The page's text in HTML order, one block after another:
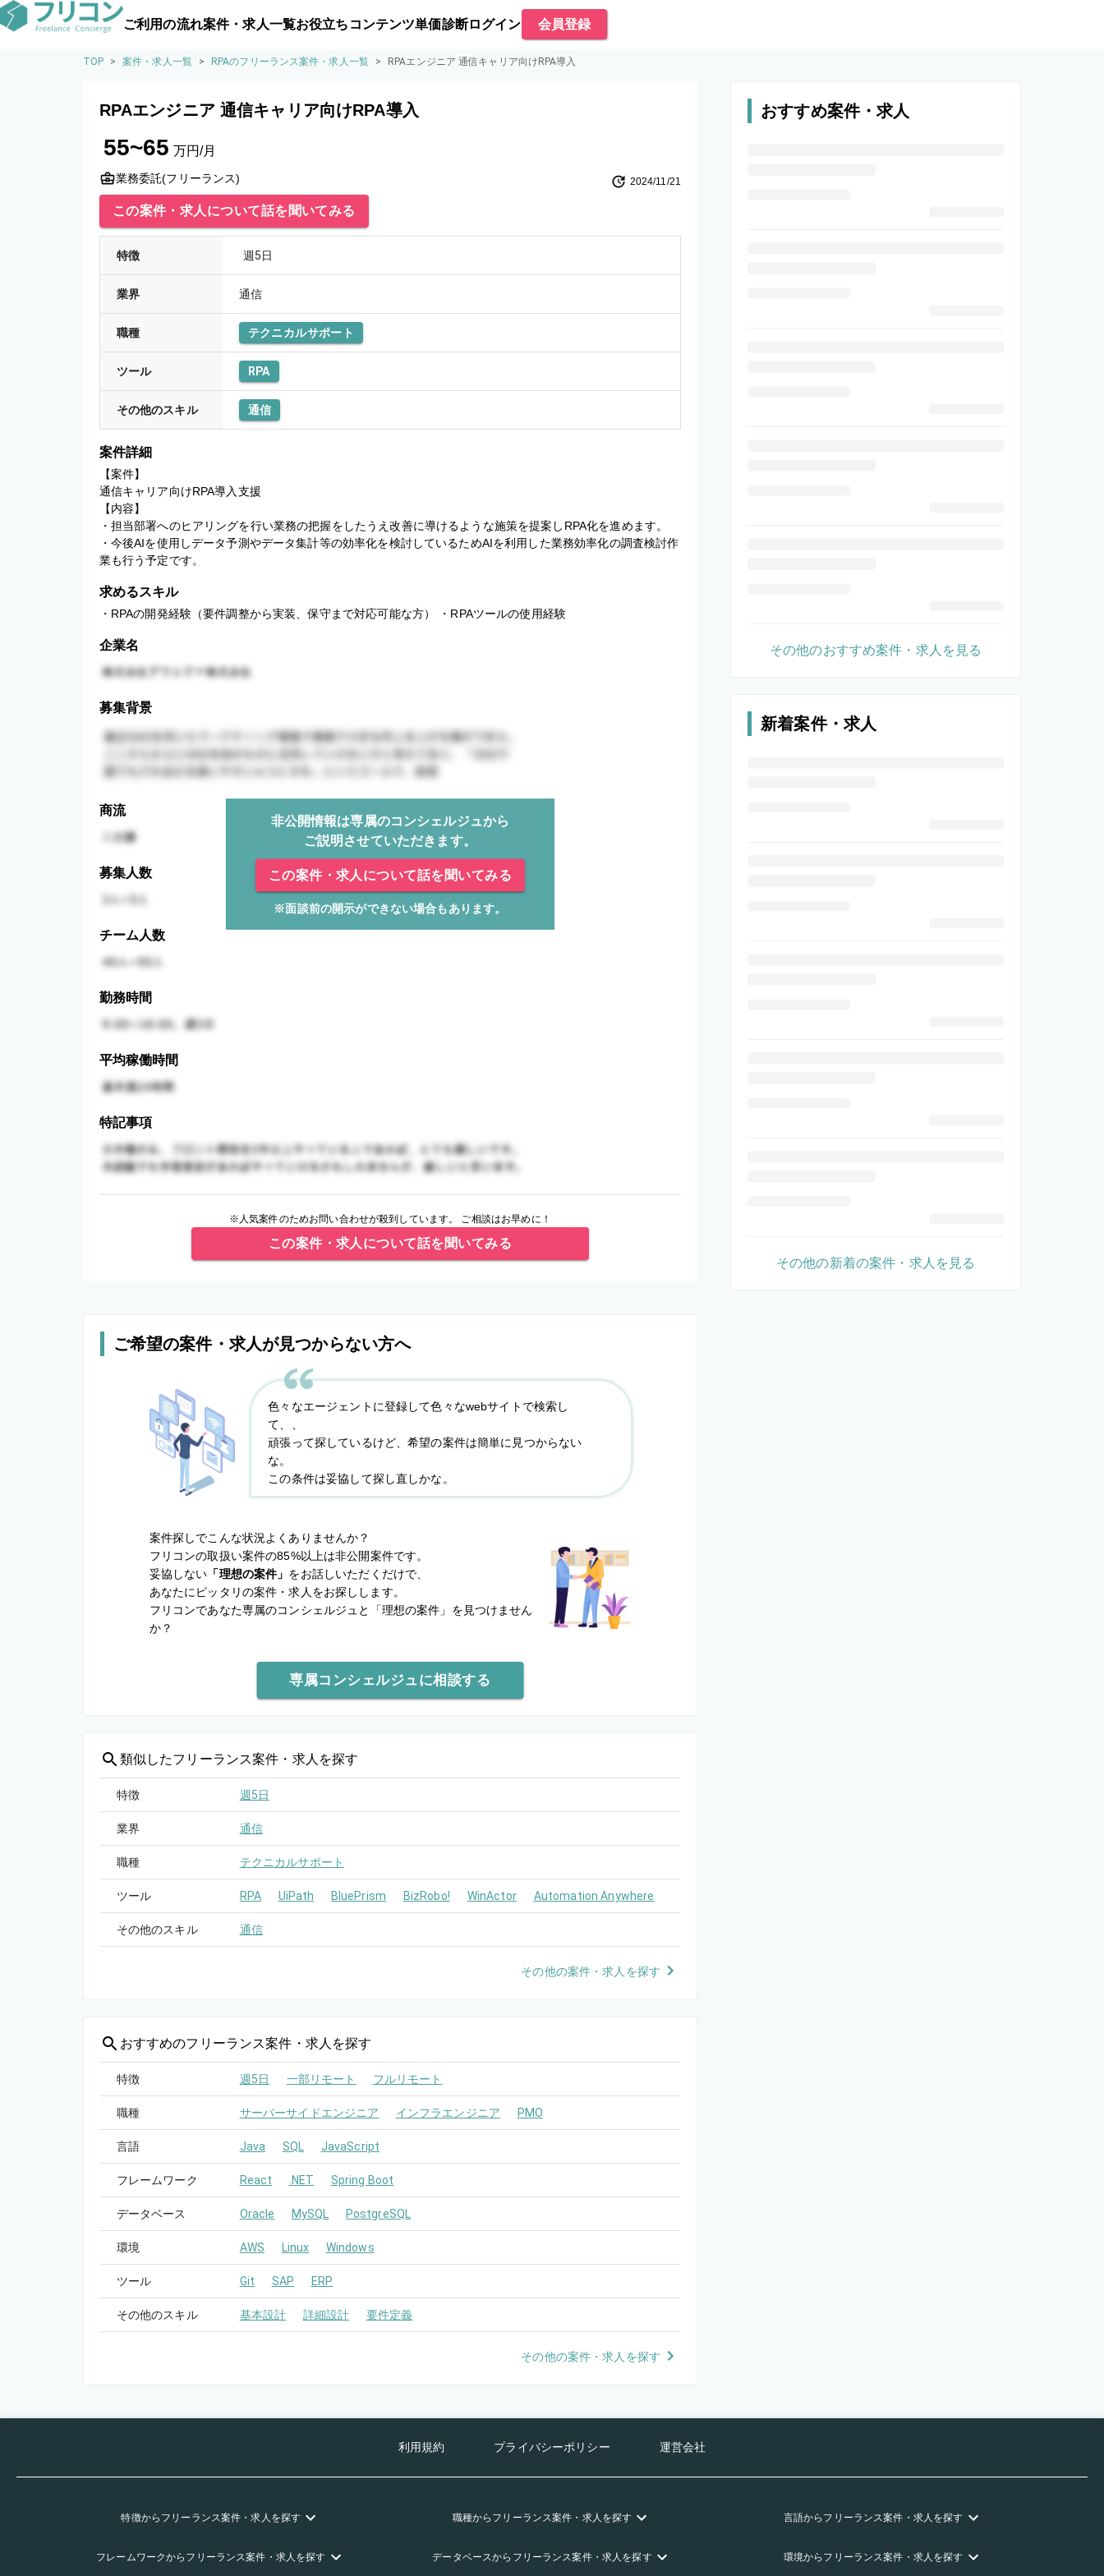
ご利用の流れ案件・求人一覧お役立ちコンテンツ単価診断ログイン 会員登録
TOP > 案件・求人一覧 > RPAのフリーランス案件・求人一覧 > RPAエンジニア 通信キャリア向けRPA導入
RPAエンジニア 通信キャリア向けRPA導入
55~65 万円/月
業務委託(フリーランス) 2024/11/21
この案件・求人について話を聞いてみる
特徴 週5日
業界 通信
職種 テクニカルサポート
ツール RPA
その他のスキル 通信
案件詳細
【案件】
通信キャリア向けRPA導入支援
【内容】
・担当部署へのヒアリングを行い業務の把握をしたうえ改善に導けるような施策を提案しRPA化を進めます。
・今後AIを使用しデータ予測やデータ集計等の効率化を検討しているためAIを利用した業務効率化の調査検討作
業も行う予定です。
求めるスキル
・RPAの開発経験（要件調整から実装、保守まで対応可能な方） ・RPAツールの使用経験
企業名
募集背景
商流
非公開情報は専属のコンシェルジュから
ご説明させていただきます。
この案件・求人について話を聞いてみる
※面談前の開示ができない場合もあります。
募集人数
チーム人数
勤務時間
平均稼働時間
特記事項
※人気案件のためお問い合わせが殺到しています。 ご相談はお早めに！
この案件・求人について話を聞いてみる
ご希望の案件・求人が見つからない方へ
色々なエージェントに登録して色々なwebサイトで検索し
て、、
頑張って探しているけど、希望の案件は簡単に見つからない
な。
この条件は妥協して探し直しかな。
案件探しでこんな状況よくありませんか？
フリコンの取扱い案件の85%以上は非公開案件です。
妥協しない 「理想の案件」 をお話しいただくだけで、
あなたにピッタリの案件・求人をお探しします。
フリコンであなた専属のコンシェルジュと
「理想の案件」を見つけません
か？
専属コンシェルジュに相談する
類似したフリーランス案件・求人を探す
特徴 週5日
業界 通信
職種 テクニカルサポート
ツール RPA UiPath BluePrism BizRobo! WinActor Automation Anywhere
その他のスキル 通信
その他の案件・求人を探す
おすすめのフリーランス案件・求人を探す
特徴 週5日 一部リモート フルリモート
職種 サーバーサイドエンジニア インフラエンジニア PMO
言語 Java SQL JavaScript
フレームワーク React .NET Spring Boot
データベース Oracle MySQL PostgreSQL
環境 AWS Linux Windows
ツール Git SAP ERP
その他のスキル 基本設計 詳細設計 要件定義
その他の案件・求人を探す
おすすめ案件・求人
その他のおすすめ案件・求人を見る
新着案件・求人
その他の新着の案件・求人を見る
利用規約 プライバシーポリシー 運営会社
特徴からフリーランス案件・求人を探す 職種からフリーランス案件・求人を探す 言語からフリーランス案件・求人を探す
フレームワークからフリーランス案件・求人を探す データベースからフリーランス案件・求人を探す 環境からフリーランス案件・求人を探す